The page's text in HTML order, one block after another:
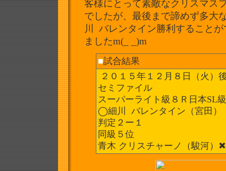
客様にとって素敵なクリスマス
でしたが、 最後まで諦めず多大
川 バレンタイン勝利すること
ましたm(_ _)m
■試合結果
２０１５年１２月８日（火）
セミファイル
スーパーライト級８Ｒ日本SL
◯細川 バレンタイン（宮田）
判定２ー１
同級５位
青木 クリスチャーノ（駿河）✖︎